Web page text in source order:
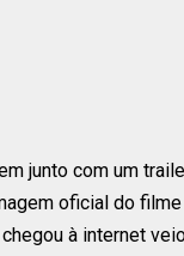
junto com um
oficial do
à internet